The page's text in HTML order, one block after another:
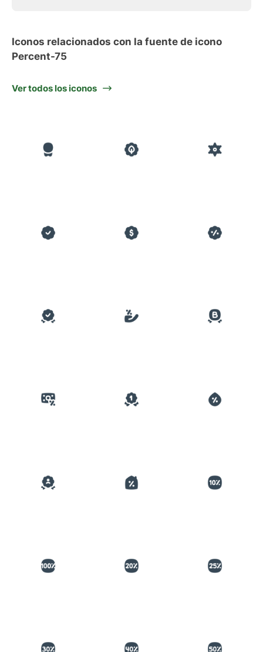
Iconos relacionados con la fuente de icono
Percent-75
Ver todos los iconos